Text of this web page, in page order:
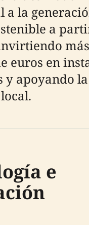
a la
a
euros en
y apoyando la
e